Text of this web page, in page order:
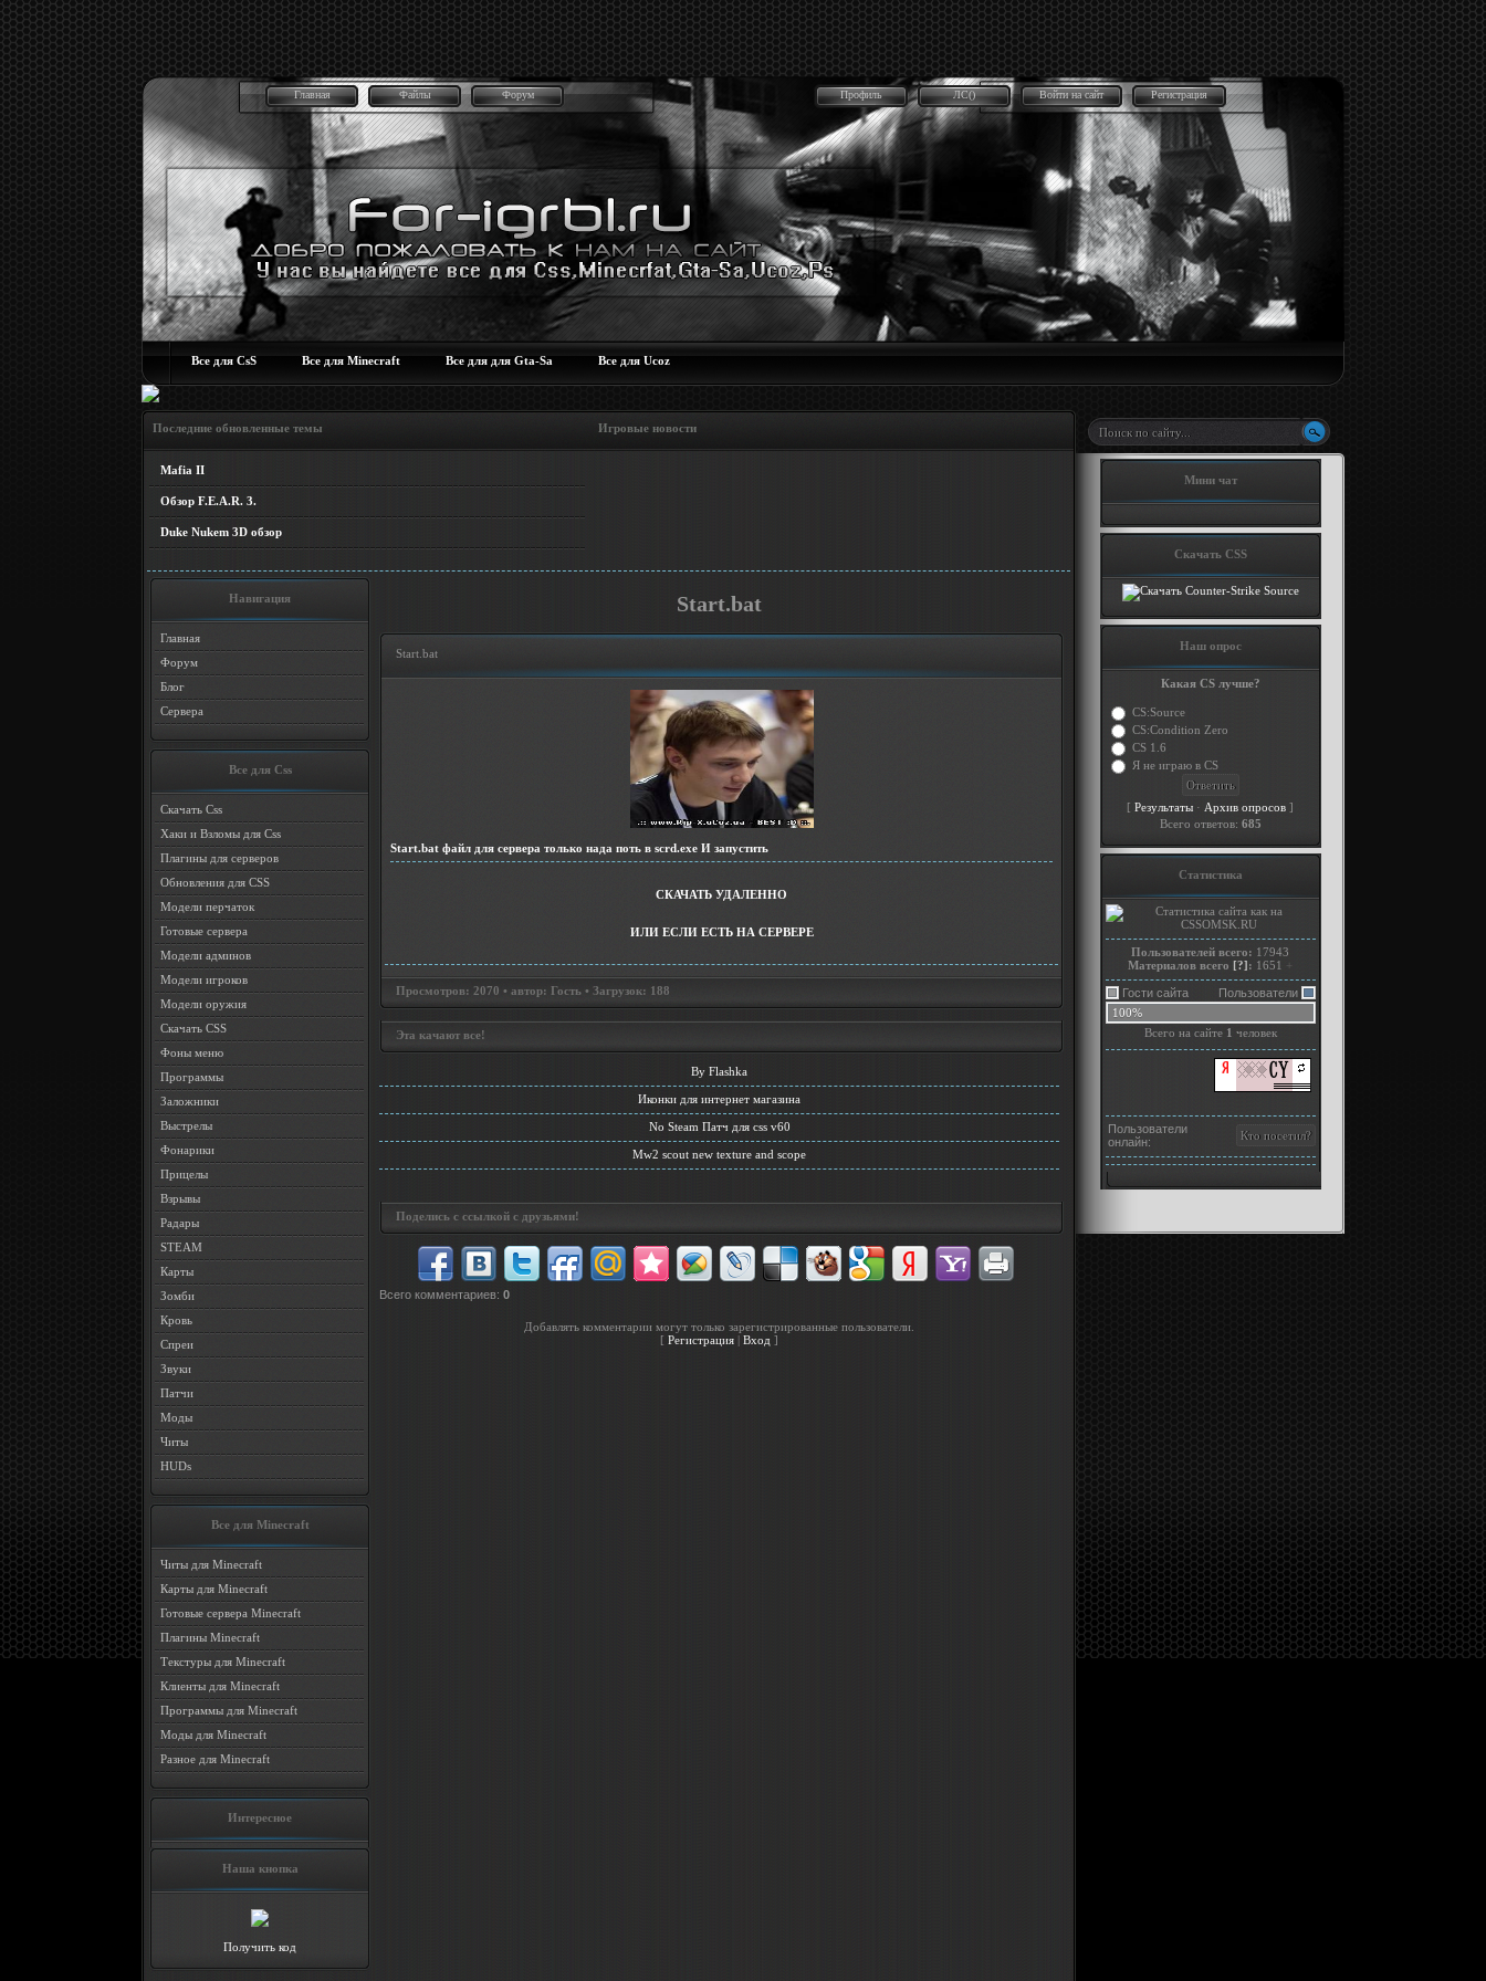
Главная Файлы Форум Профиль ЛС() Войти на сайт Регистрация
Все для CsS Все для Minecraft Все для для Gta-Sa Все для Ucoz
Последние обновленные темы Игровые новости
Mafia II
Обзор F.E.A.R. 3.
Duke Nukem 3D обзор
Навигация
Главная
Форум
Блог
Сервера
Все для Css
Скачать Css
Хаки и Взломы для Css
Плагины для серверов
Обновления для CSS
Модели перчаток
Готовые сервера
Модели админов
Модели игроков
Модели оружия
Скачать CSS
Фоны меню
Программы
Заложники
Выстрелы
Фонарики
Прицелы
Взрывы
Радары
STEAM
Карты
Зомби
Кровь
Спреи
Звуки
Патчи
Моды
Читы
HUDs
Все для Minecraft
Читы для Minecraft
Карты для Minecraft
Готовые сервера Minecraft
Плагины Minecraft
Текстуры для Minecraft
Клиенты для Minecraft
Программы для Minecraft
Моды для Minecraft
Разное для Minecraft
Интересное
Наша кнопка
Получить код
Start.bat
Start.bat
Start.bat файл для сервера только нада поть в scrd.exe И запустить
СКАЧАТЬ УДАЛЕННО
ИЛИ ЕСЛИ ЕСТЬ НА СЕРВЕРЕ
Просмотров: 2070 • автор: Гость • Загрузок: 188
Эта качают все!
By Flashka
Иконки для интернет магазина
No Steam Патч для css v60
Mw2 scout new texture and scope
Поделись с ссылкой с друзьями!
Всего комментариев: 0
Добавлять комментарии могут только зарегистрированные пользователи.
[ Регистрация Вход ]
Мини чат
Скачать CSS
Наш опрос
Какая CS лучше?
CS:Source
CS:Condition Zero
CS 1.6
Я не играю в CS
[ Результаты · Архив опросов ]
Всего ответов: 685
Статистика
Пользователей всего: 17943
Материалов всего [?]: 1651 +
Гости сайта
Пользователи
100%
Всего на сайте 1 человек
Пользователи
онлайн: